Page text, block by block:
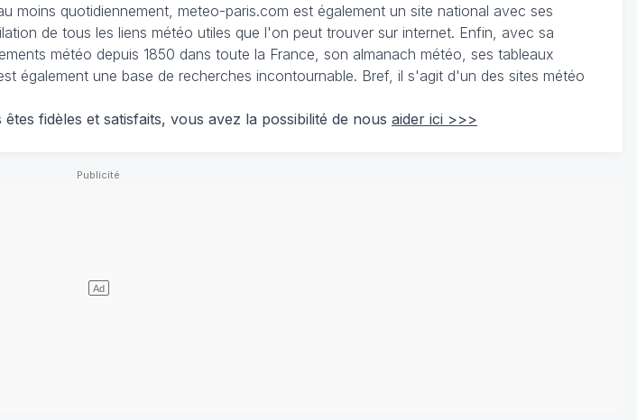
moins quotidiennement, meteo-paris.com est également un site national avec ses
de tous les liens météo utiles que l'on peut trouver sur internet. Enfin, avec sa
météo depuis 1850 dans toute la France, son almanach météo, ses tableaux
également une base de recherches incontournable. Bref, il s'agit d'un des sites météo
fidèles et satisfaits, vous avez la possibilité de nous aider ici >>>